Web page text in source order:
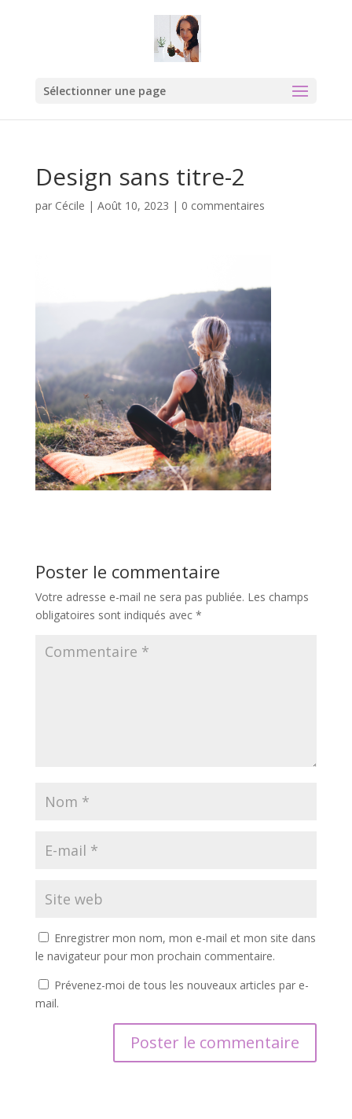
Sélectionner une page
Design sans titre-2
par Cécile | Août 10, 2023 | 0 commentaires
Poster le commentaire
Votre adresse e-mail ne sera pas publiée. Les champs
obligatoires sont indiqués avec *
Enregistrer mon nom, mon e-mail et mon site dans
le navigateur pour mon prochain commentaire.
Prévenez-moi de tous les nouveaux articles par e-
mail.